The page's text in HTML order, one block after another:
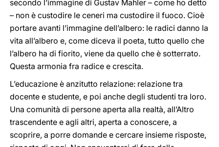
secondo l’immagine di Gustav Mahler – come ho detto
– non è custodire le ceneri ma custodire il fuoco. Cioè
portare avanti l’immagine dell’albero: le radici danno la
vita all’albero e, come diceva il poeta, tutto quello che
l’albero ha di fiorito, viene da quello che è sotterrato.
Questa armonia fra radice e crescita.
L’educazione è anzitutto relazione: relazione tra
docente e studente, e poi anche degli studenti tra loro.
Una comunità di persone aperta alla realtà, all’Altro
trascendente e agli altri, aperta a conoscere, a
scoprire, a porre domande e cercare insieme risposte,